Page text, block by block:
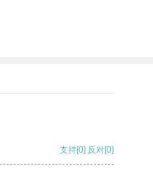
支持[0] 反对[0]